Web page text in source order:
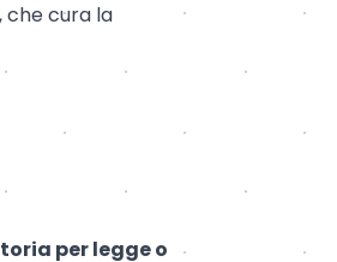
che cura la
per legge o